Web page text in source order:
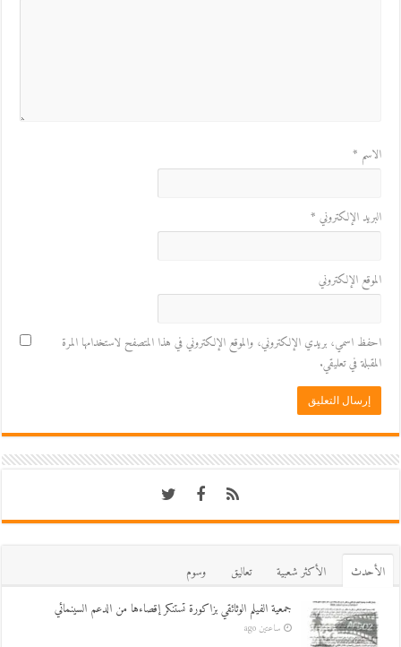
الاسم *
البريد الإلكتروني *
الموقع الإلكتروني
احفظ اسمي، بريدي الإلكتروني، والموقع الإلكتروني في هذا المتصفح لاستخدامها المرة
المقبلة في تعليقي.
اﻷحدث اﻷكثر شعبية تعاليق
وسوم
جمعية الفيلم الوثائقي بزاكورة تستنكر إقصاءها من الدعم السينمائي
ساعتين ago